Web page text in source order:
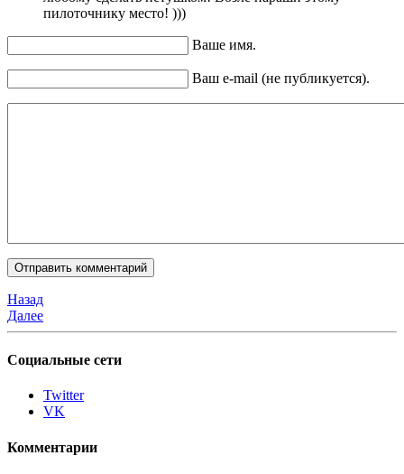
пилоточнику место! )))
Ваше имя.
Ваш e-mail (не публикуется).
Назад
Далее
Социальные сети
Twitter
VK
Комментарии